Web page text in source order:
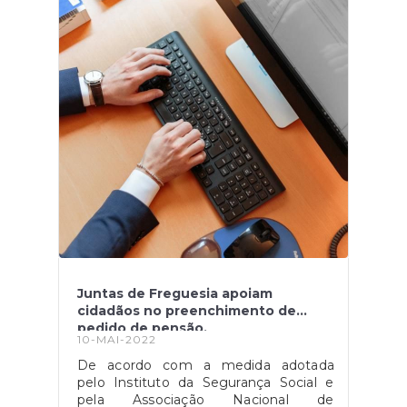
imposto adicional.Fonte: "Quando vou
receber o reembolso do IRS",
disponível
em: https://www.dinheirovivo.pt/financas-
pessoais/quando-vou-receber-o-
reembolso-do-irs-14854316.html
Juntas de Freguesia apoiam
cidadãos no preenchimento de
pedido de pensão.
10-MAI-2022
De acordo com a medida adotada
pelo Instituto da Segurança Social e
pela Associação Nacional de